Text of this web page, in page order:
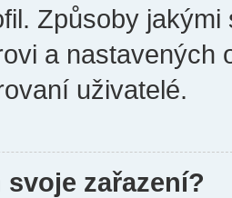
Způsoby
a nastavených
uživatelé.
zařazení?